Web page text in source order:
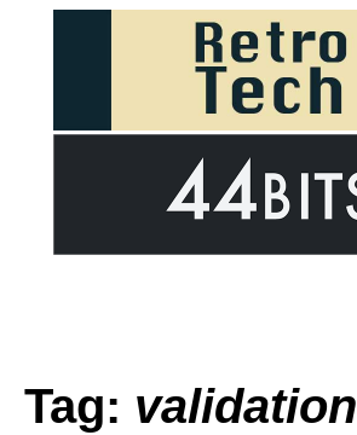
Tag: validation